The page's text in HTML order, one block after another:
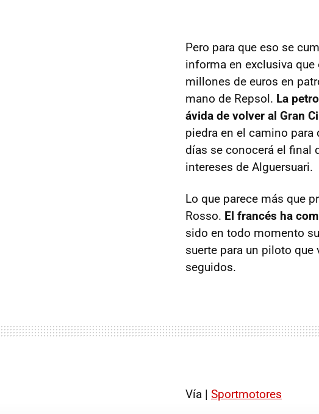
Pero para que eso se
informa en exclusiva
millones de euros en
mano de Repsol. La
ávida de volver al Gran
piedra en el camino para
días se conocerá el final
intereses de Alguersuari.
Lo que parece más que
Rosso. El francés ha
sido en todo momento
suerte para un piloto que
seguidos.
Vía | Sportmotores